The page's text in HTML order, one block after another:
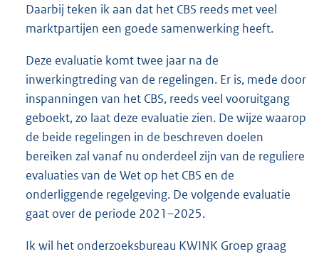
Daarbij teken ik aan dat het CBS reeds met veel
marktpartijen een goede samenwerking heeft.
Deze evaluatie komt twee jaar na de
inwerkingtreding van de regelingen. Er is, mede door
inspanningen van het CBS, reeds veel vooruitgang
geboekt, zo laat deze evaluatie zien. De wijze waarop
de beide regelingen in de beschreven doelen
bereiken zal vanaf nu onderdeel zijn van de reguliere
evaluaties van de Wet op het CBS en de
onderliggende regelgeving. De volgende evaluatie
gaat over de periode 2021–2025.
Ik wil het onderzoeksbureau KWINK Groep graag